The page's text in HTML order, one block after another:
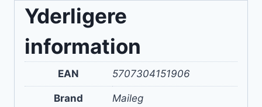
Yderligere
information
EAN 5707304151906
Brand Maileg